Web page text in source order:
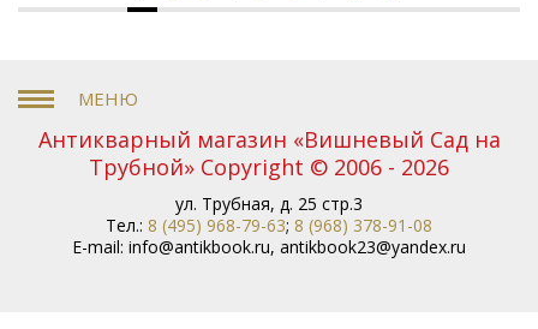
Антикварный магазин «Вишневый Сад на
Трубной» Copyright © 2006 - 2026
ул. Трубная, д. 25 стр.3
Тел.: 8 (495) 968-79-63; 8 (968) 378-91-08
E-mail: info@antikbook.ru, antikbook23@yandex.ru